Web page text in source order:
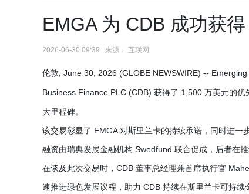
EMGA 为 CDB 成功获
2026-06-30 09:39 来源： 互联网
伦敦, June 30, 2026 (GLOBE NEWSWIRE) --
Business Finance PLC (CDB) 获得了 1,500 万美元的
大里程碑。
该交易彰显了 EMGA 对斯里兰卡的持续承诺，同时进
融资由瑞典发展金融机构 Swedfund 联合促成，后者在
在谈及此次交易时，CDB 董事总经理兼首席执行官
速推进绿色发展议程，助力 CDB 持续在斯里兰卡可持续